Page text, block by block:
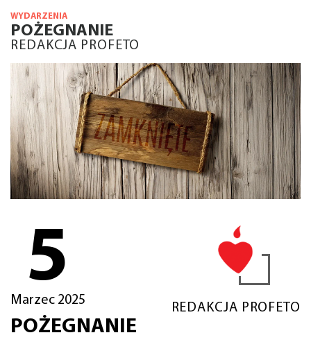
WYDARZENIA
POŻEGNANIE
REDAKCJA PROFETO
5
Marzec 2025
REDAKCJA PROFETO
POŻEGNANIE